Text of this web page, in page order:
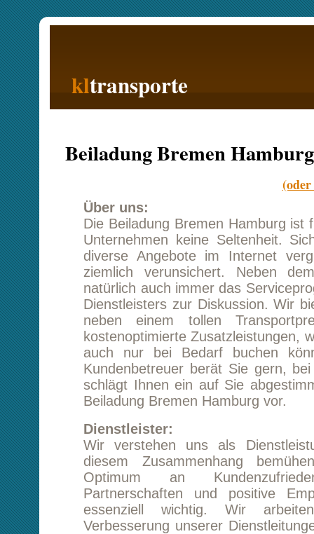
(oder Hamburg
Die Beiladung Bremen Hamburg ist für ein
Unternehmen keine Seltenheit. Sicher
diverse Angebote im Internet verglichen
ziemlich verunsichert. Neben dem
natürlich auch immer das Serviceprogramm
Dienstleisters zur Diskussion. Wir bieten
neben einem tollen Transportpreis auch
kostenoptimierte Zusatzleistungen, welche
auch nur bei Bedarf buchen können. Ihr
Kundenbetreuer berät Sie gern, bei all ihren
schlägt Ihnen ein auf Sie abgestimmtes
Beiladung Bremen Hamburg vor.
Dienstleister:
Wir verstehen uns als
diesem Zusammenhang bemühen wir
Optimum an Kundenzufriedenheit.
Partnerschaften und positive
essenziell wichtig. Wir arbeiten
Verbesserung unserer Dienstleitungen und
Angebote permanent aus, um ein
Kundenzufriedenheit zu erreichen.
Verbesserungsvorschläge werden in unserem
ernst genommen. Wir wären sehr erfreut,
möglich wäre, uns ihre Meinung über
Bremen Hamburg mitzuteilen.